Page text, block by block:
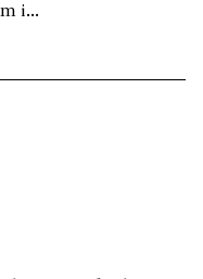
i...